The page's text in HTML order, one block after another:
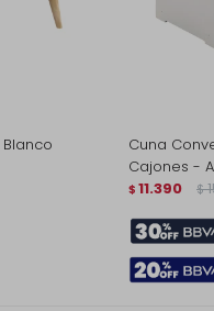
Cuna
Cajones -
$ 11.390 $